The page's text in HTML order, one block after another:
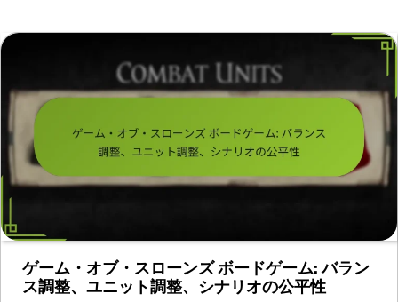
ゲーム・オブ・スローンズ ボードゲーム: バラン
ス調整、ユニット調整、シナリオの公平性